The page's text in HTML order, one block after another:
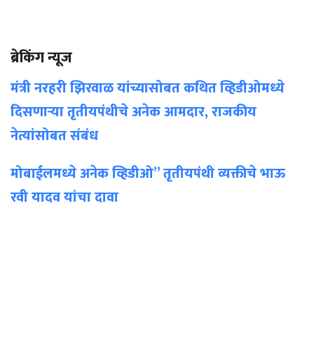
ब्रेकिंगन्यूज
मंत्री नरहरी झिरवाळ यांच्यासोबत कथित व्हिडीओमध्ये
दिसणाऱ्या तृतीयपंथीचे अनेक आमदार, राजकीय
नेत्यांसोबत संबंध
मोबाईलमध्ये अनेक व्हिडीओ” तृतीयपंथी व्यक्तीचे भाऊ
रवी यादव यांचा दावा